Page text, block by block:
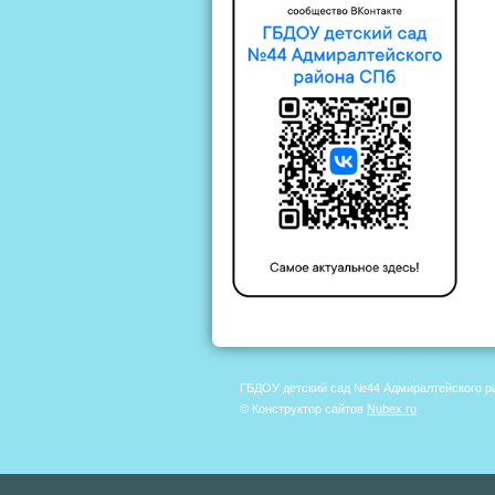
ГБДОУ детский сад №44 Адмиралтейского
© Конструктор сайтов Nubex.ru